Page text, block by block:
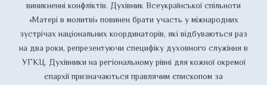
виникненні конфліктів. Духівник Всеукраїнської спільноти
«Матері в молитві» повинен брати участь у міжнародних
зустрічах національних координаторів, які відбуваються раз
на два роки, репрезентуючи специфіку духовного служіння в
УГКЦ. Духівники на регіональному рівні для кожної окремої
єпархії призначаються правлячим єпископом за